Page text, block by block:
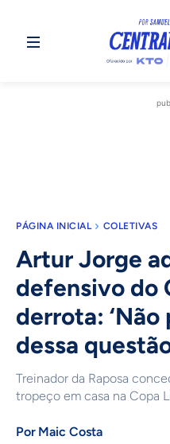
PÁGINA INICIAL COLETIVAS
Artur Jorge
defensivo do
derrota:
dessa
Treinador da Raposa
tropeço em casa na Copa
Por Maic Costa